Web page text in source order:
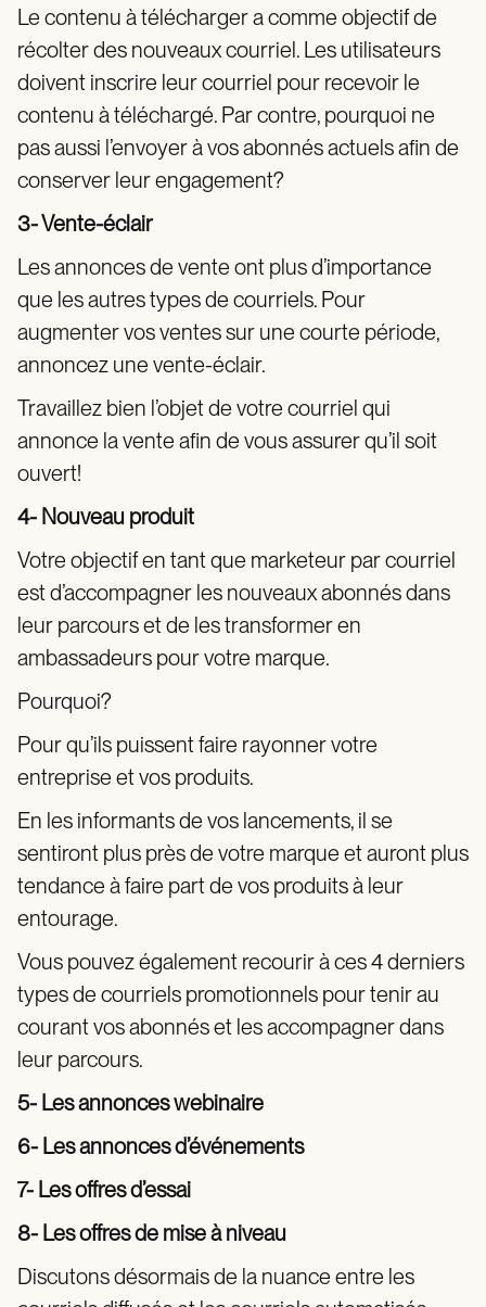
Le contenu à télécharger a comme objectif de
récolter des nouveaux courriel. Les utilisateurs
doivent inscrire leur courriel pour recevoir le
contenu à téléchargé. Par contre, pourquoi ne
pas aussi l’envoyer à vos abonnés actuels afin de
conserver leur engagement?
3- Vente-éclair
Les annonces de vente ont plus d’importance
que les autres types de courriels. Pour
augmenter vos ventes sur une courte période,
annoncez une vente-éclair.
Travaillez bien l’objet de votre courriel qui
annonce la vente afin de vous assurer qu’il soit
ouvert!
4- Nouveau produit
Votre objectif en tant que marketeur par courriel
est d’accompagner les nouveaux abonnés dans
leur parcours et de les transformer en
ambassadeurs pour votre marque.
Pourquoi?
Pour qu’ils puissent faire rayonner votre
entreprise et vos produits.
En les informants de vos lancements, il se
sentiront plus près de votre marque et auront plus
tendance à faire part de vos produits à leur
entourage.
Vous pouvez également recourir à ces 4 derniers
types de courriels promotionnels pour tenir au
courant vos abonnés et les accompagner dans
leur parcours.
5- Les annonces webinaire
6- Les annonces d’événements
7- Les offres d’essai
8- Les offres de mise à niveau
Discutons désormais de la nuance entre les